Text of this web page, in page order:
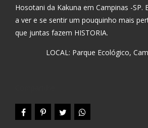
Hosotani da Kakuna em Campinas -SP.
a ver e se sentir um pouquinho mais
que juntas fazem HISTORIA.
LOCAL: Parque Ecológico,